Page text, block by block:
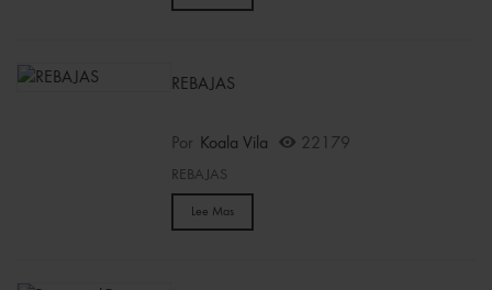
REBAJAS
Por Koala Vila 22179
REBAJAS
Lee Mas